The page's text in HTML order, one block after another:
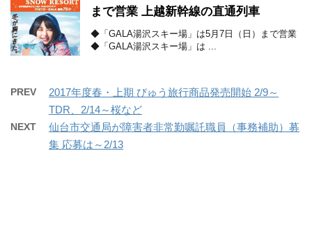
まで営業 上越新幹線の直通列車
◆「GALA湯沢スキー場」は5月7日（日）まで営業
◆「GALA湯沢スキー場」は ...
PREV
2017年度春・上期 びゅう旅行商品発売開始 2/9～
TDR、2/14～桜など
NEXT
仙台市交通局が障害者非常勤嘱託職員（事務補助）募
集 応募は～2/13